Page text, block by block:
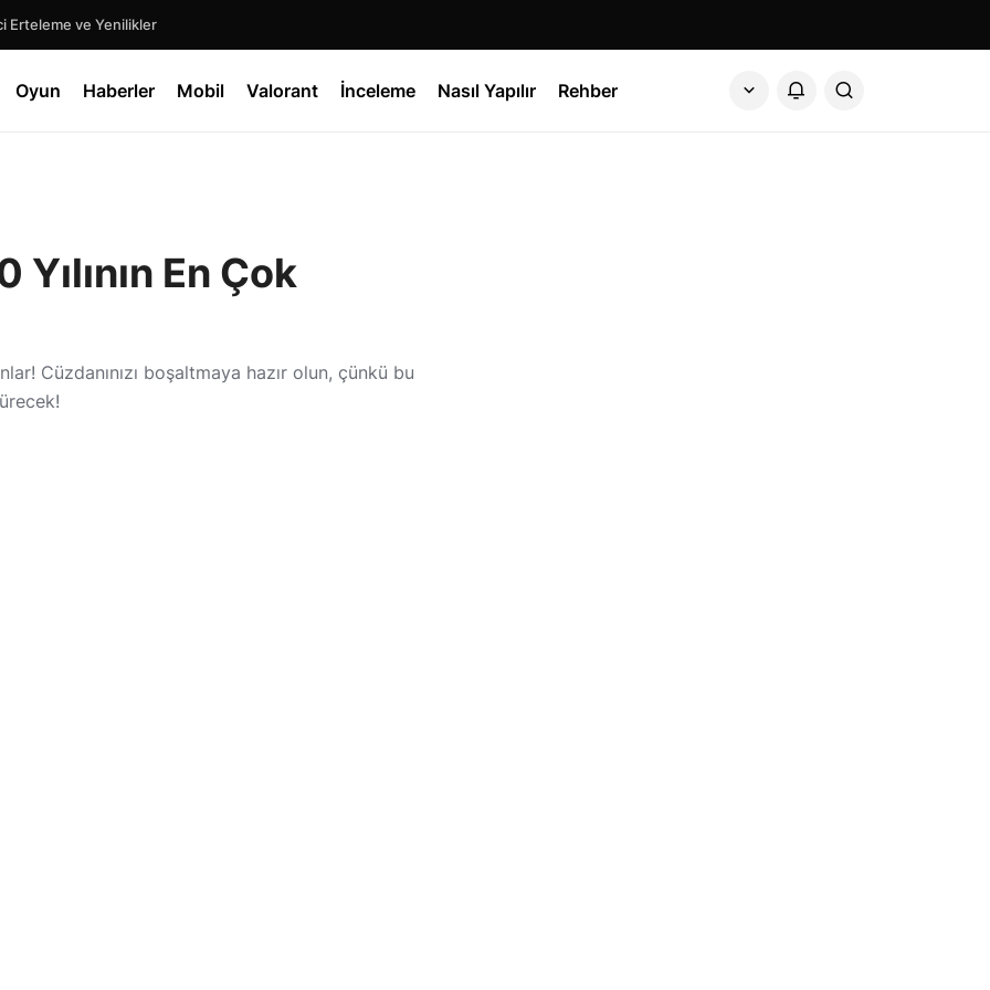
Erteleme ve Yenilikler
Oyun Haberler Mobil Valorant İnceleme Nasıl Yapılır Rehber
En Çok
Cüzdanınızı boşaltmaya hazır olun, çünkü bu